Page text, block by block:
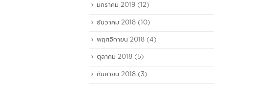
มกราคม 2019 (12)
ธันวาคม 2018 (10)
พฤศจิกายน 2018 (4)
ตุลาคม 2018 (5)
กันยายน 2018 (3)